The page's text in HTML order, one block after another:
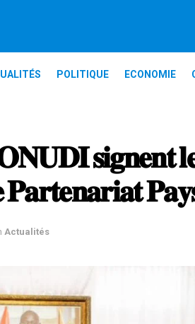
POLITIQUE ECONOMIE
𝐬𝐢𝐠𝐧𝐞𝐧𝐭
Actualités